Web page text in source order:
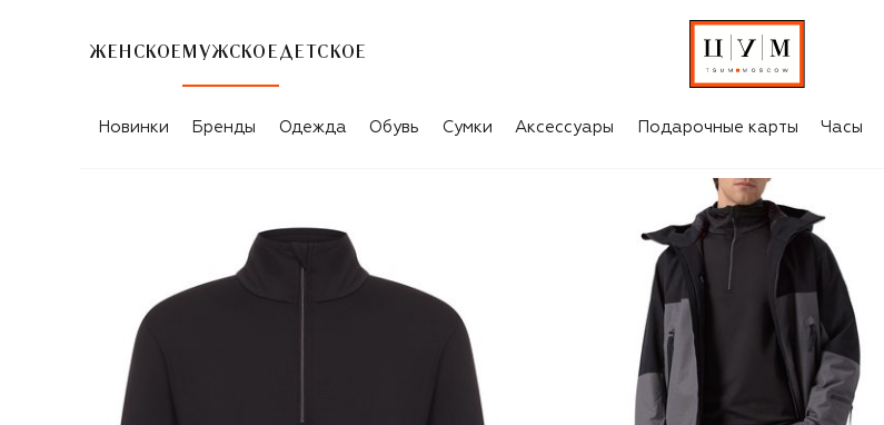
ЖЕНСКОЕ МУЖСКОЕ ДЕТСКОЕ
Новинки Бренды Одежда Обувь Сумки Аксессуары Подарочные карты Часы